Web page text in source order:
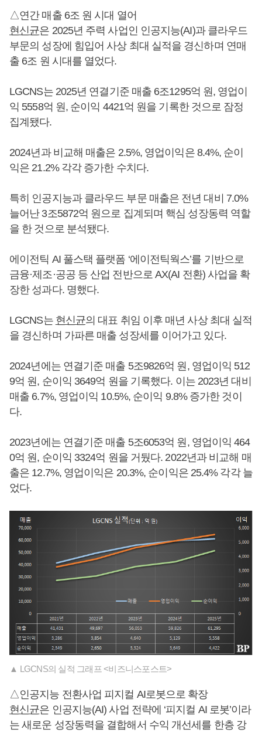
△연간 매출 6조 원 시대 열어
현신균은 2025년 주력 사업인 인공지능(AI)과 클라우드
부문의 성장에 힘입어 사상 최대 실적을 경신하며 연매
출 6조 원 시대를 열었다.
LGCNS는 2025년 연결기준 매출 6조1295억 원, 영업이
익 5558억 원, 순이익 4421억 원을 기록한 것으로 잠정
집계됐다.
2024년과 비교해 매출은 2.5%, 영업이익은 8.4%, 순이
익은 21.2% 각각 증가한 수치다.
특히 인공지능과 클라우드 부문 매출은 전년 대비 7.0%
늘어난 3조5872억 원으로 집계되며 핵심 성장동력 역할
을 한 것으로 분석됐다.
에이전틱 AI 풀스택 플랫폼 ‘에이전틱웍스’를 기반으로
금융·제조·공공 등 산업 전반으로 AX(AI 전환) 사업을 확
장한 성과다. 명했다.
LGCNS는 현신균의 대표 취임 이후 매년 사상 최대 실적
을 경신하며 가파른 매출 성장세를 이어가고 있다.
2024년에는 연결기준 매출 5조9826억 원, 영업이익 512
9억 원, 순이익 3649억 원을 기록했다. 이는 2023년 대비
매출 6.7%, 영업이익 10.5%, 순이익 9.8% 증가한 것이
다.
2023년에는 연결기준 매출 5조6053억 원, 영업이익 464
0억 원, 순이익 3324억 원을 거뒀다. 2022년과 비교해 매
출은 12.7%, 영업이익은 20.3%, 순이익은 25.4% 각각 늘
었다.
▲ LGCNS의 실적 그래프 <비즈니스포스트>
△인공지능 전환사업 피지컬 AI로봇으로 확장
현신균은 인공지능(AI) 사업 전략에 ‘피지컬 AI 로봇’이라
는 새로운 성장동력을 결합해서 수익 개선세를 한층 강